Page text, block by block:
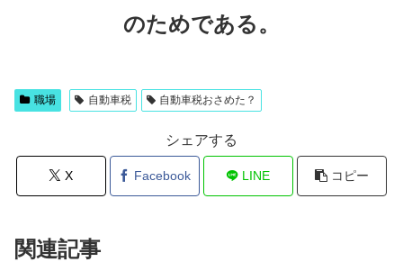
のためである。
職場 自動車税 自動車税おさめた？
シェアする
X Facebook LINE コピー
関連記事